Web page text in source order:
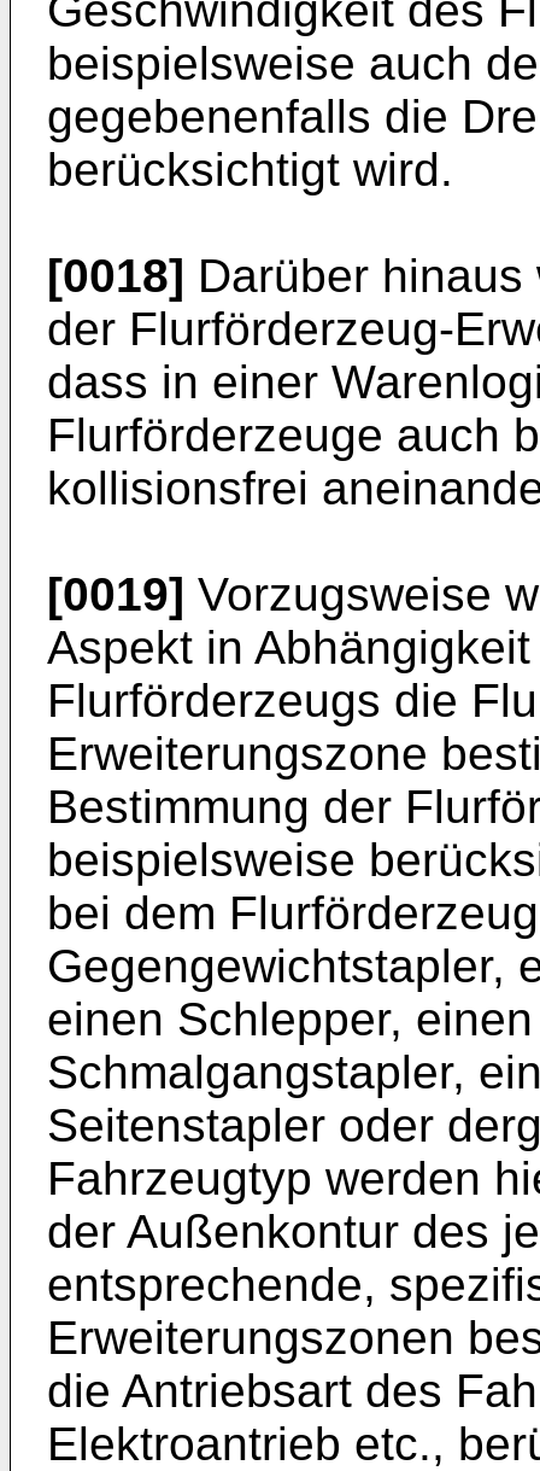
beispielsweise auch
gegebenenfalls die
berücksichtigt wird.
[0018] Darüber
der Flurförderzeug-
dass in einer
Flurförderzeuge auch
kollisionsfrei
[0019] Vorzugsweise
Aspekt in
Flurförderzeugs die
Erweiterungszone
Bestimmung der
beispielsweise
bei dem
Gegengewichtstapler,
einen Schlepper,
Schmalgangstapler,
Seitenstapler oder
Fahrzeugtyp werden
der Außenkontur des
entsprechende,
Erweiterungszonen
die Antriebsart des
Elektroantrieb etc.,